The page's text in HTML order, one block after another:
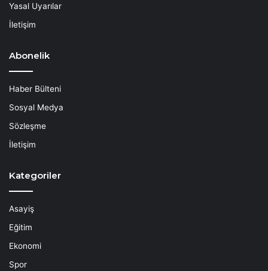
Yasal Uyarılar
İletişim
Abonelik
Haber Bülteni
Sosyal Medya
Sözleşme
İletişim
Kategoriler
Asayiş
Eğitim
Ekonomi
Spor